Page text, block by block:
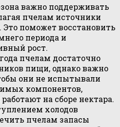
важно поддерживать
пчелам источники
Это поможет восстановить
периода и
рост.
пчелам достаточно
пищи, однако важно
они не испытывали
компонентов,
на сборе нектара.
холодов
пчелам запасы